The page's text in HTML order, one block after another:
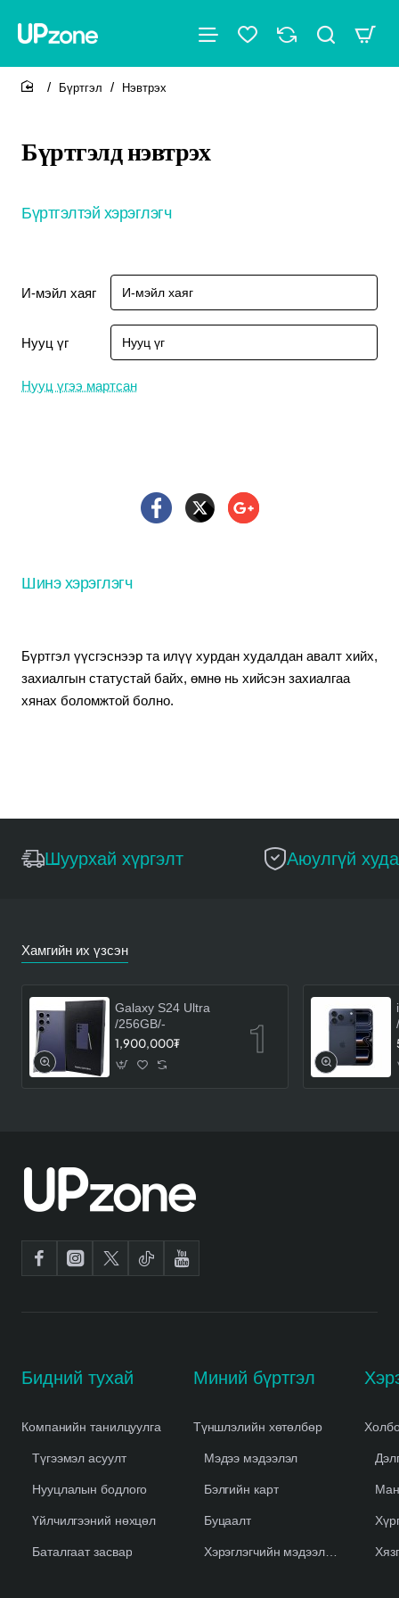
Бүртгэлд нэвтрэх
Бүртгэл Нэвтрэх
Шинэ хэрэглэгч
Бүртгэл үүсгэснээр та илүү хурдан худалдан авалт хийх,
захиалгын статустай байх, өмнө нь хийсэн захиалгаа
хянах боломжтой болно.
Бүртгэлтэй хэрэглэгч
И-мэйл хаяг
Нууц үг
Нууц үгээ мартсан
Шуурхай хүргэлт Аюулгүй
Хамгийн их үзсэн
Galaxy S24 Ultra
/256GB/-
1,900,000₮
Бидний тухай
Компанийн танилцуулга
Түгээмэл асуулт
Нууцлалын бодлого
Үйлчилгээний нөхцөл
Баталгаат засвар
Миний бүртгэл
Түншлэлийн хөтөлбөр
Мэдээ мэдээлэл
Бэлгийн карт
Буцаалт
Хэрэглэгчийн мэдээлэл устгах